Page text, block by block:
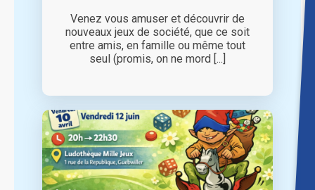
Venez vous amuser et découvrir de
nouveaux jeux de société, que ce soit
entre amis, en famille ou même tout
seul (promis, on ne mord [...]